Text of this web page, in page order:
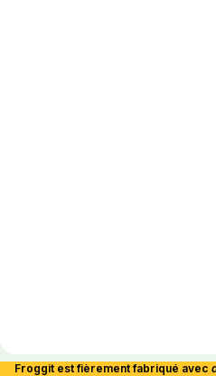
Froggit est fièrement fabriqué avec